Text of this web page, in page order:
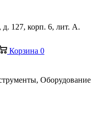
д. 127, корп. 6, лит. А.
Корзина 0
Оборудование